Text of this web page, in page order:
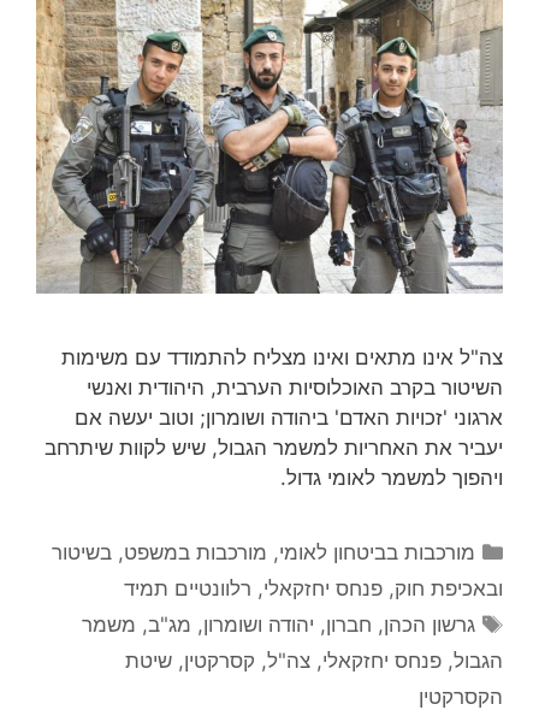
צה"ל אינו מתאים ואינו מצליח להתמודד עם משימות
השיטור בקרב האוכלוסיות הערבית, היהודית ואנשי
ארגוני 'זכויות האדם' ביהודה ושומרון; וטוב יעשה אם
יעביר את האחריות למשמר הגבול, שיש לקוות שיתרחב
ויהפוך למשמר לאומי גדול.
קטגוריות
מורכבות בביטחון לאומי, מורכבות במשפט, בשיטור
ובאכיפת חוק, פנחס יחזקאלי, רלוונטיים תמיד
תגיות
גרשון הכהן, חברון, יהודה ושומרון, מג"ב, משמר
הגבול, פנחס יחזקאלי, צה"ל, קסרקטין, שיטת
הקסרקטין